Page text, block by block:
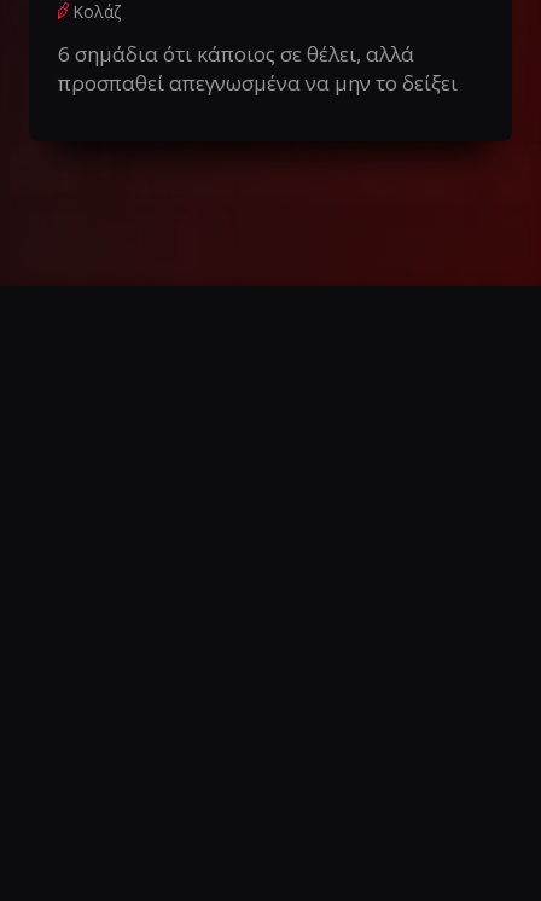
Κολάζ
6 σημάδια ότι κάποιος σε θέλει, αλλά
προσπαθεί απεγνωσμένα να μην το δείξει